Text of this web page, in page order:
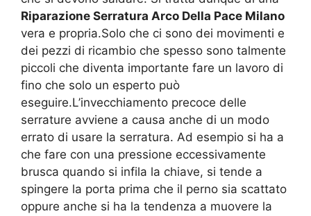
Riparazione Serratura Arco Della Pace Milano
vera e propria.Solo che ci sono dei movimenti e
dei pezzi di ricambio che spesso sono talmente
piccoli che diventa importante fare un lavoro di
fino che solo un esperto può
eseguire.L’invecchiamento precoce delle
serrature avviene a causa anche di un modo
errato di usare la serratura. Ad esempio si ha a
che fare con una pressione eccessivamente
brusca quando si infila la chiave, si tende a
spingere la porta prima che il perno sia scattato
oppure anche si ha la tendenza a muovere la